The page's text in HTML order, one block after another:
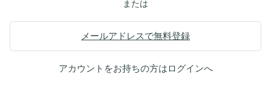
または
メールアドレスで無料登録
アカウントをお持ちの方はログインへ